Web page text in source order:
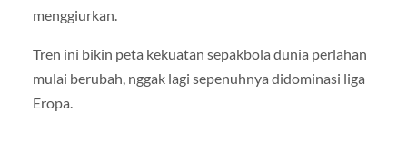
menggiurkan.
Tren ini bikin peta kekuatan sepakbola dunia perlahan
mulai berubah, nggak lagi sepenuhnya didominasi liga
Eropa.